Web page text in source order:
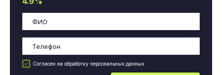
Согласен на обработку персональных данных